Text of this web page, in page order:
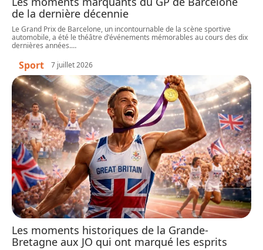
de la dernière décennie
Le Grand Prix de Barcelone, un incontournable de la scène sportive
automobile, a été le théâtre d'événements mémorables au cours des dix
dernières années.…
Sport 7 juillet 2026
Les moments historiques de la Grande-
Bretagne aux JO qui ont marqué les esprits